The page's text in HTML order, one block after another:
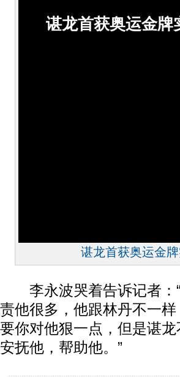
谌龙首获奥运金牌
谌龙首获奥运金
李永波哭着告诉记者：“
责他很多，他跟林丹不一
要你对他狠一点，但是谌
安抚他，帮助他。”